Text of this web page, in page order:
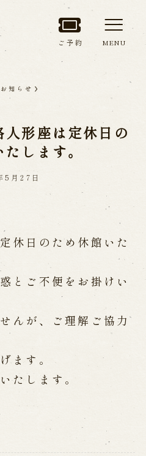
いて
員紹介
師匠
た人々
継いで
催中の公演
演「くにうみ」
ご予約 MENU
知らせ
人形座は定休日の
します。
5月27日
休日のため休館いた
とご不便をお掛けい
んが、ご理解ご協力
ます。
たします。